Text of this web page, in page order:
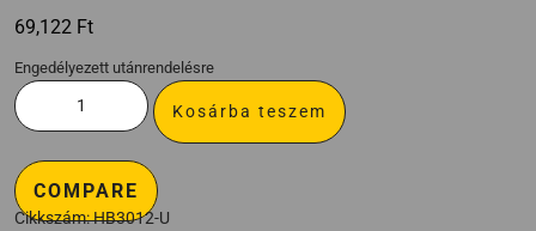
69,122 Ft
Engedélyezett utánrendelésre
Kosárba teszem
COMPARE
Cikkszám:HB3012-U